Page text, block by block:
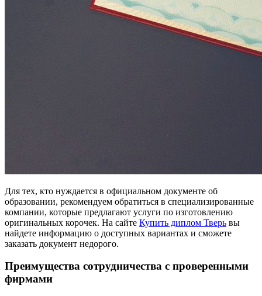
Для тех, кто нуждается в официальном документе об
образовании, рекомендуем обратиться в специализированные
компании, которые предлагают услуги по изготовлению
оригинальных корочек. На сайте Купить диплом Тверь вы
найдете информацию о доступных вариантах и сможете
заказать документ недорого.
Преимущества сотрудничества с проверенными
фирмами